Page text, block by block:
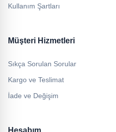
Kullanım Şartları
Müşteri Hizmetleri
Sıkça Sorulan Sorular
Kargo ve Teslimat
İade ve Değişim
Hesabım